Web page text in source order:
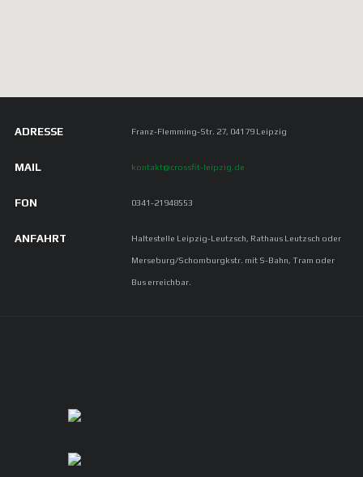
ADRESSE Franz-Flemming-Str. 27, 04179 Leipzig
MAIL kontakt@crossfit-leipzig.de
FON 0341-21948553
ANFAHRT Haltestelle Leipzig-Leutzsch, Rathaus Leutzsch oder
Merseburg/Schomburgkstr. mit S-Bahn, Tram oder
Bus erreichbar.